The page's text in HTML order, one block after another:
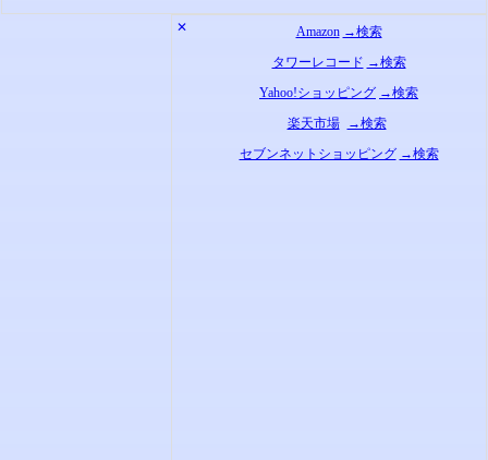
✕ Amazon →検索
タワーレコード →検索
Yahoo!ショッピング →検索
楽天市場
→検索
セブンネットショッピング →検索